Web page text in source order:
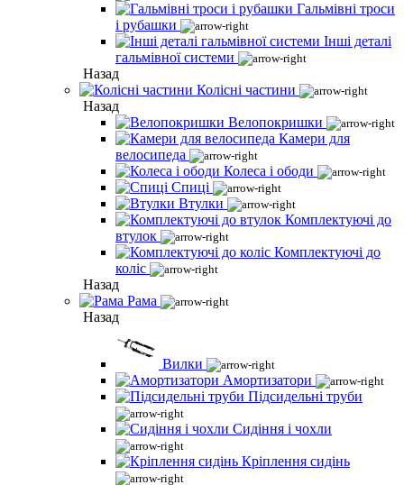
Гальмівні троси
і рубашки
Інші деталі
гальмівної системи
Назад
Колісні частини
Назад
Велопокришки
Камери для
велосипеда
Колеса і ободи
Спиці
Втулки
Комплектуючі до
втулок
Комплектуючі до
коліс
Назад
Рама
Назад
Вилки
Амортизатори
Підсидельні труби
Сидіння і чохли
Кріплення сидінь